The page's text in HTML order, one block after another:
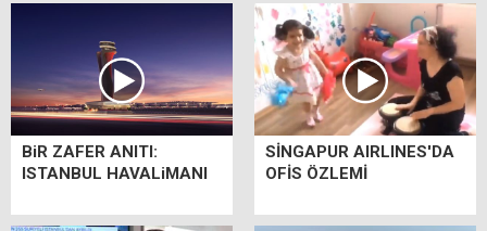
BiR ZAFER ANITI:
ISTANBUL HAVALiMANI
SİNGAPUR AIRLINES'DA
OFİS ÖZLEMİ